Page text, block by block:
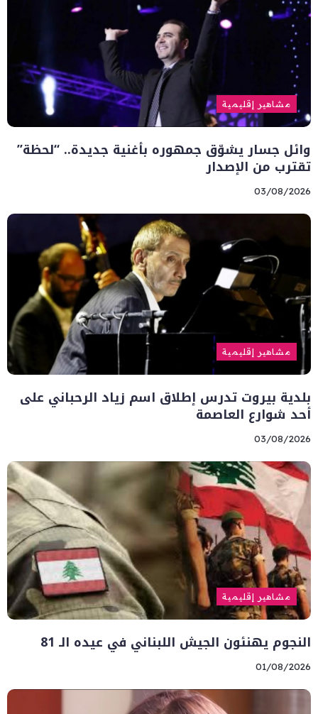
مشاهير إقليمية
وائل جسار يشوّق جمهوره بأغنية جديدة.. “لحظة”
تقترب من الإصدار
03/08/2026
مشاهير إقليمية
بلدية بيروت تدرس إطلاق اسم زياد الرحباني على
أحد شوارع العاصمة
03/08/2026
مشاهير إقليمية
النجوم يهنئون الجيش اللبناني في عيده الـ 81
01/08/2026